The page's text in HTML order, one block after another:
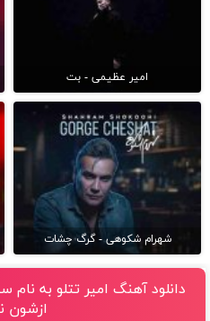
امیر عظیمی - بت
شهرام شکوهی - گرگ چشات
دانلود آهنگ امیر تتلو به
ازشون